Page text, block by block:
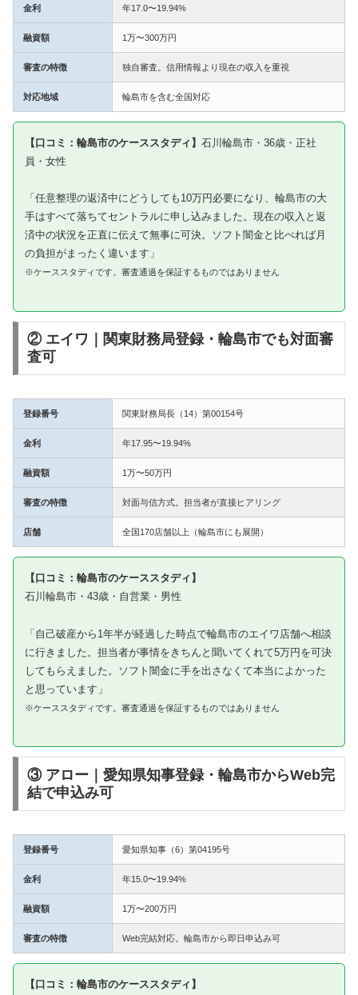
金利 年17.0〜19.94%
融資額 1万〜300万円
審査の特徴 独自審査。信用情報より現在の収入を重視
対応地域 輪島市を含む全国対応
【口コミ：輪島市のケーススタディ】 石川輪島市・36歳・正社
員・女性
「任意整理の返済中にどうしても10万円必要になり、輪島市の大
手はすべて落ちてセントラルに申し込みました。現在の収入と返
済中の状況を正直に伝えて無事に可決。ソフト闇金と比べれば月
の負担がまったく違います」
※ケーススタディです。審査通過を保証するものではありません
② エイワ｜関東財務局登録・輪島市でも対面審
査可
登録番号 関東財務局長（14）第00154号
金利 年17.95〜19.94%
融資額 1万〜50万円
審査の特徴 対面与信方式。担当者が直接ヒアリング
店舗 全国170店舗以上（輪島市にも展開）
【口コミ：輪島市のケーススタディ】
石川輪島市・43歳・自営業・男性
「自己破産から1年半が経過した時点で輪島市のエイワ店舗へ相談
に行きました。担当者が事情をきちんと聞いてくれて5万円を可決
してもらえました。ソフト闇金に手を出さなくて本当によかった
と思っています」
※ケーススタディです。審査通過を保証するものではありません
③ アロー｜愛知県知事登録・輪島市からWeb完
結で申込み可
登録番号 愛知県知事（6）第04195号
金利 年15.0〜19.94%
融資額 1万〜200万円
審査の特徴 Web完結対応。輪島市から即日申込み可
【口コミ：輪島市のケーススタディ】